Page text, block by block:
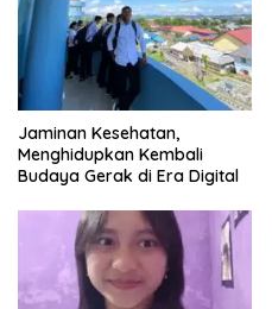
Jaminan Kesehatan,
Menghidupkan Kembali
Budaya Gerak di Era Digital